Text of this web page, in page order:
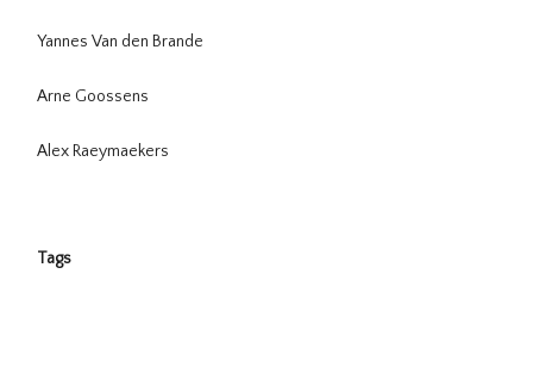
Yannes Van den Brande
Arne Goossens
Alex Raeymaekers
Tags